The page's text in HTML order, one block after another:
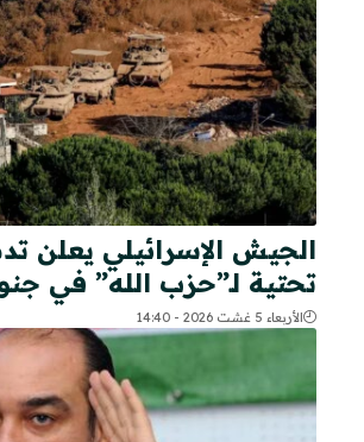
الجيش الإسرائيلي يعلن
تحتية لـ”حزب الله” في
الأربعاء 5 غشت 2026 - 14:40